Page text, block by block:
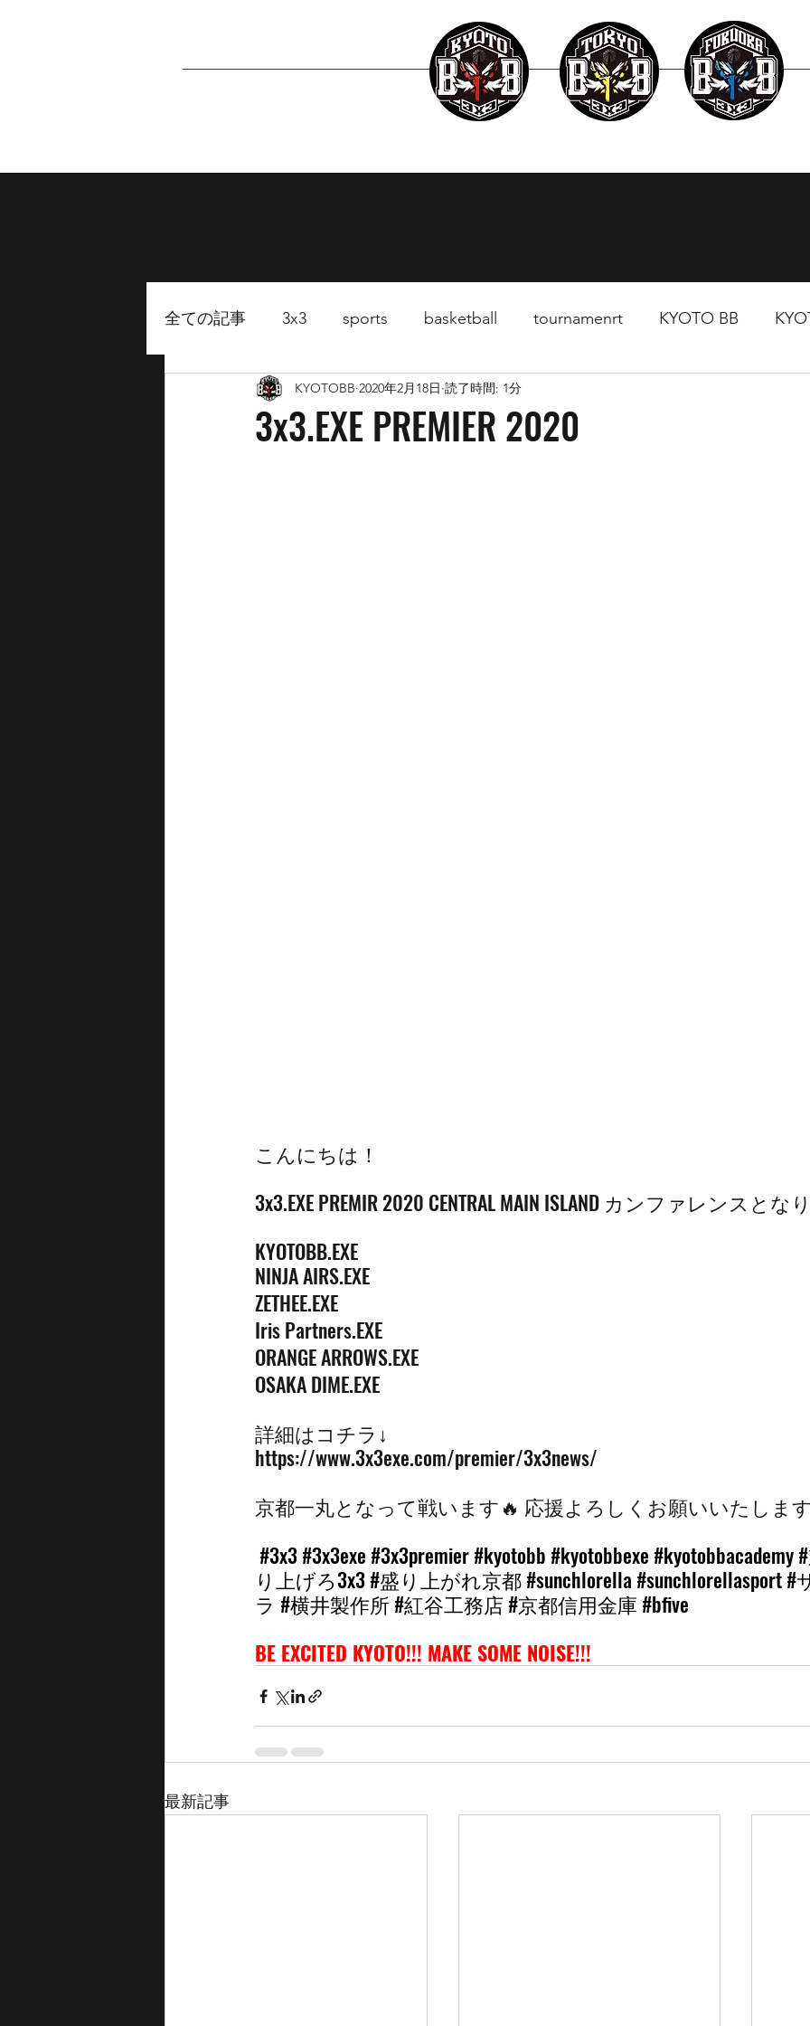
全ての記事 3x3 sports basketball tournamenrt KYOTO BB
FUKUOKA BB
3x3.EXE PREMIER 2020
KYOTOBB 2020年2月18日 読了時間: 1分
こんにちは！
3x3.EXE PREMIR 2020 CENTRAL MAIN ISLAND カンファレンスとな
KYOTOBB.EXE
NINJA AIRS.EXE
ZETHEE.EXE
Iris Partners.EXE
ORANGE ARROWS.EXE
OSAKA DIME.EXE
詳細はコチラ↓
https://www.3x3exe.com/premier/3x3news/
京都一丸となって戦います🔥 応援よろしくお願いいたしま
#3x3#3x3exe#3x3premier#kyotobb#kyotobbexe#kyotobbacademy
り上げろ3x3#盛り上がれ京都#sunchlorella#sunchlorellasport#
ラ #横井製作所#紅谷工務店#京都信用金庫#bfive
BE EXCITED KYOTO!!! MAKE SOME NOISE!!!
最新記事